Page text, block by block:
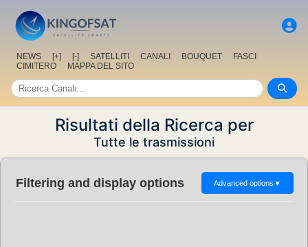
NEWS [+] [-] SATELLITI CANALI BOUQUET
FASCI
CIMITERO
MAPPA DEL SITO
Risultati della Ricerca per
Tutte le trasmissioni
Filtering and display options Advanced options ▼